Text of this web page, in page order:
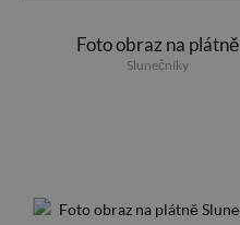
Foto obraz na plátně
Slunečníky